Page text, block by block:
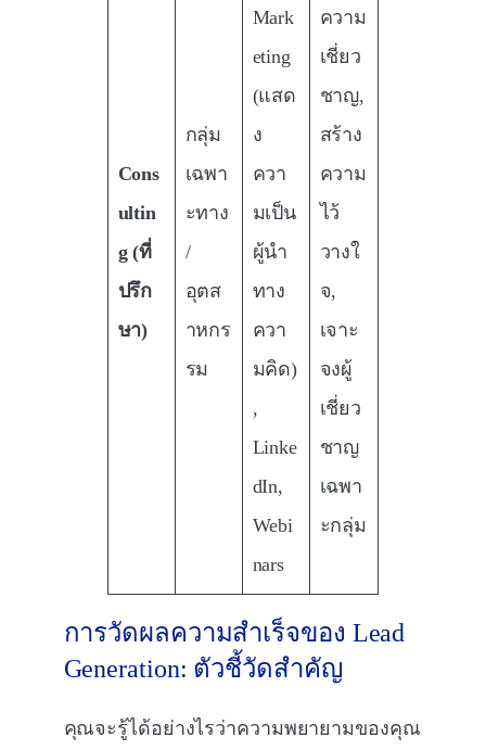
Cons
ultin
g (ที่
ปรึก
ษา)
กลุ่ม
เฉพา
ะทาง
/
อุตส
าหกร
รม
Mark
eting
(แสด
ง
ควา
มเป็น
ผู้นำ
ทาง
ควา
มคิด)
,
Linke
dIn,
Webi
nars
ความ
เชี่ยว
ชาญ,
สร้าง
ความ
ไว้
วางใ
จ,
เจาะ
จงผู้
เชี่ยว
ชาญ
เฉพา
ะกลุ่ม
การวัดผลความสำเร็จของ Lead
Generation: ตัวชี้วัดสำคัญ
คุณจะรู้ได้อย่างไรว่าความพยายามของคุณ